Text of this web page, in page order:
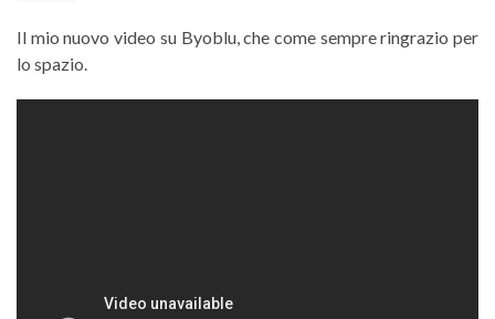
Il mio nuovo video su Byoblu, che come sempre ringrazio per
lo spazio.